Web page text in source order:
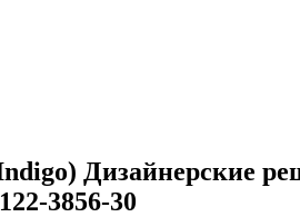
Дизайнерские
3856-30